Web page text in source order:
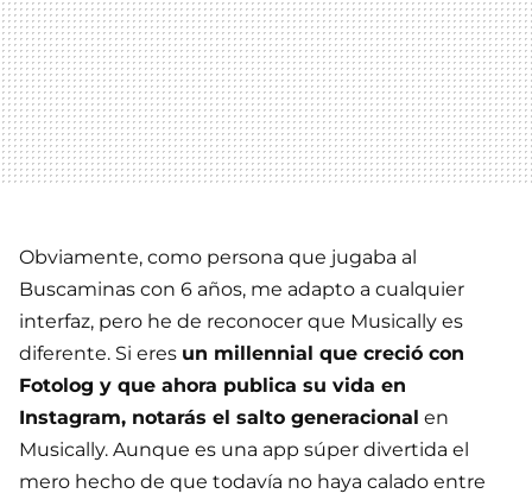
Obviamente, como persona que jugaba al
Buscaminas con 6 años, me adapto a cualquier
interfaz, pero he de reconocer que Musically es
diferente. Si eres un millennial que creció con
Fotolog y que ahora publica su vida en
Instagram, notarás el salto generacional en
Musically. Aunque es una app súper divertida el
mero hecho de que todavía no haya calado entre